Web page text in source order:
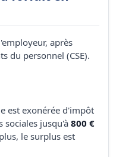
après
du personnel (CSE).
est exonérée d'impôt
sociales jusqu'à 800 €
le surplus est